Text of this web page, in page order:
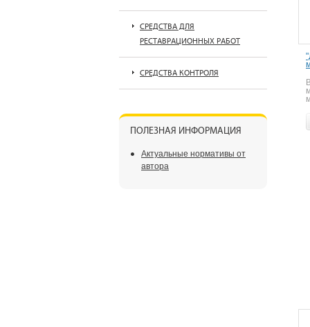
СРЕДСТВА ДЛЯ
РЕСТАВРАЦИОННЫХ РАБОТ
СРЕДСТВА КОНТРОЛЯ
ПОЛЕЗНАЯ ИНФОРМАЦИЯ
Актуальные нормативы от
автора